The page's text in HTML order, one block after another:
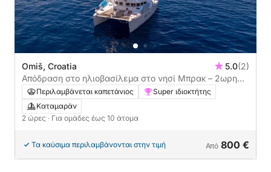
Omiš, Croatia 5.0(2)
Απόδραση στο ηλιοβασίλεμα στο νησί Μπρακ – 2ωρη
εκδρομή
Περιλαμβάνεται καπετάνιος
Super ιδιοκτήτης
Καταμαράν
2 ώρες · Για ομάδες έως 10 άτομα
Τα καύσιμα περιλαμβάνονται στην τιμή Από 800 €